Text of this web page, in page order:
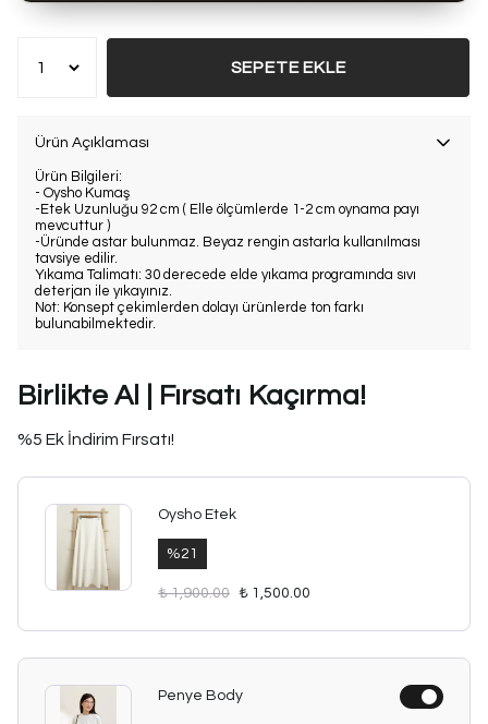
SEPETE EKLE
Ürün Açıklaması
Ürün Bilgileri:
- Oysho Kumaş
-Etek Uzunluğu 92 cm ( Elle ölçümlerde 1-2 cm oynama payı
mevcuttur )
-Üründe astar bulunmaz. Beyaz rengin astarla kullanılması
tavsiye edilir.
Yıkama Talimatı: 30 derecede elde yıkama programında sıvı
deterjan ile yıkayınız.
Not: Konsept çekimlerden dolayı ürünlerde ton farkı
bulunabilmektedir.
Birlikte Al | Fırsatı Kaçırma!
%5 Ek İndirim Fırsatı!
Oysho Etek
%21
₺ 1,900.00 ₺ 1,500.00
Penye Body